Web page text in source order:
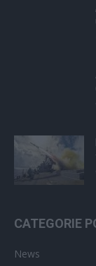
CATEGORIE
News